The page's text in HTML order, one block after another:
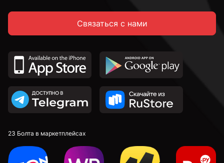
Связаться с нами
23 Болта в маркетплейсах